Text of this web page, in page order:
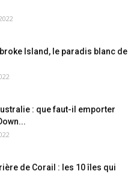
Island, le paradis blanc de
: que faut-il emporter
de Corail : les 10 îles qui